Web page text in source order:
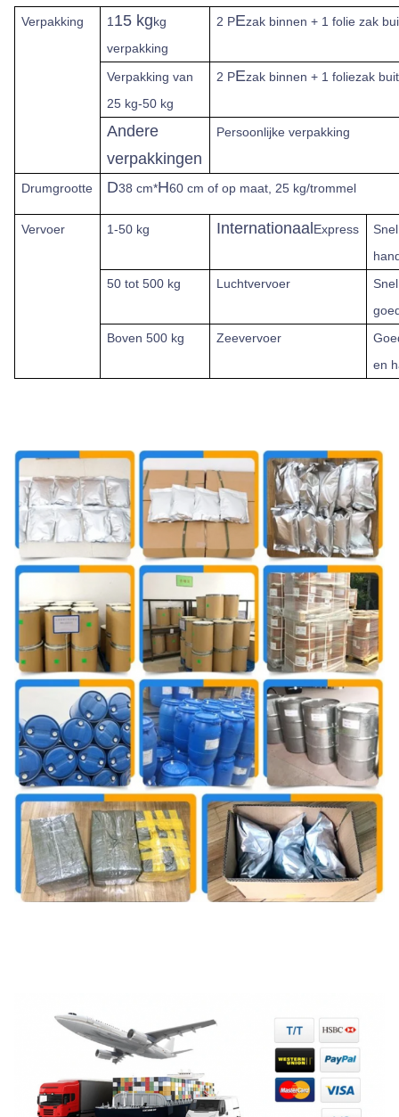
Verpakking 1 15 kgkg
verpakking
2 PEzak binnen + 1 folie zak
Verpakking van
25 kg-50 kg
2 PEzak binnen + 1 foliezak
Andere
verpakkingen
Persoonlijke verpakking
Drumgrootte D38 cm*H60 cm of op maat, 25 kg/trommel
Vervoer 1-50 kg Internationaal Express
50 tot 500 kg
Luchtvervoer
Boven 500 kg Zeevervoer
en